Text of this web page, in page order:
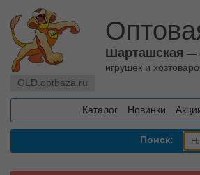
OLD.optbaza.ru
Шарташская —
игрушек и
Каталог Новинки
Поиск: